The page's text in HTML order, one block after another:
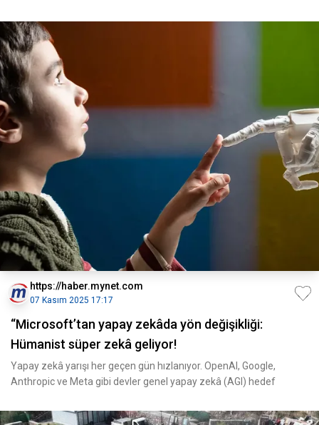
https://haber.mynet.com
07 Kasım 2025 17:17
“Microsoft’tan yapay zekâda yön değişikliği:
Hümanist süper zekâ geliyor!
Yapay zekâ yarışı her geçen gün hızlanıyor. OpenAI, Google,
Anthropic ve Meta gibi devler genel yapay zekâ (AGI) hedef